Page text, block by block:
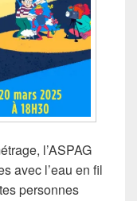
l’ASPAG
avec l’eau en fil
personnes